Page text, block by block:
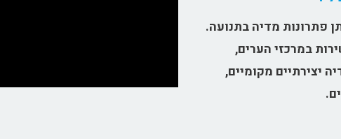
פתרונות מדיה בתנועה.
במרכזי הערים,
יצירתיים מקומיים,